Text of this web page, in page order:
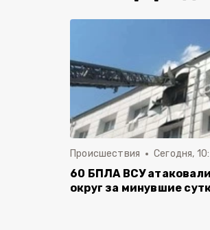
Происшествия Сегодня,
60 БПЛА ВСУ
округ за минувшие